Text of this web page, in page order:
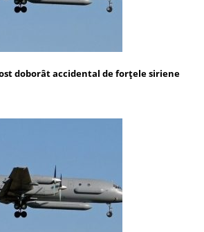
doborât accidental de forțele siriene